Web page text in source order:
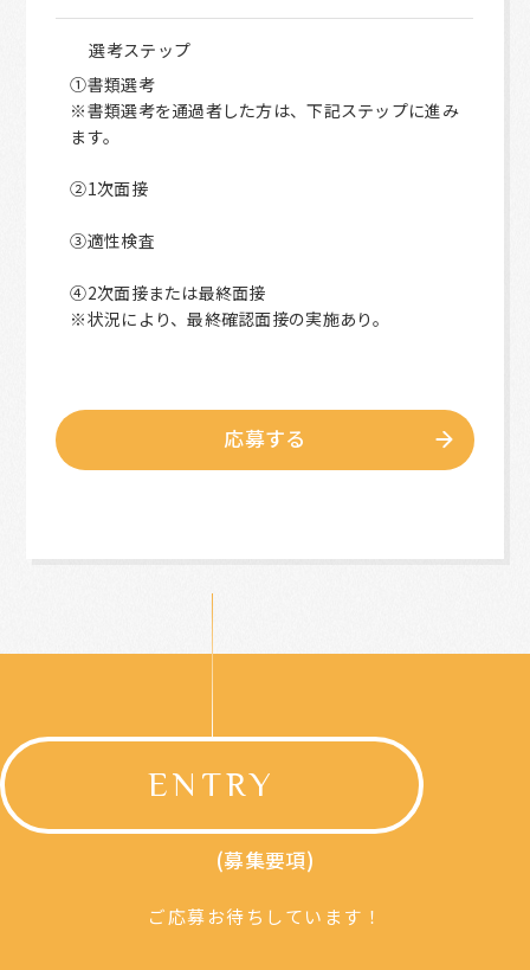
選考ステップ
①書類選考
※書類選考を通過者した方は、下記ステップに進み
ます。
②1次面接
③適性検査
④2次面接または最終面接
※状況により、最終確認面接の実施あり。
応募する
ENTRY
(募集要項)
ご応募お待ちしています！